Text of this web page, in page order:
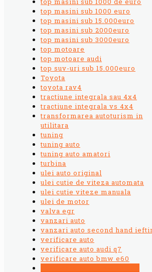
top masini sub 1000 euro
top masini sub 15.000euro
top masini sub 2000euro
top masini sub 3000euro
top motoare
top motoare audi
top suv-uri sub 15.000euro
Toyota
toyota rav4
tractiune integrala sau 4x4
tractiune integrala vs 4x4
transformarea autoturism in
utilitara
tuning
tuning auto
tuning auto amatori
turbina
ulei auto original
ulei cutie de viteza automata
ulei cutie viteze manuala
ulei de motor
valva egr
vanzari auto
vanzari auto second hand
verificare auto
verificare auto audi q7
verificare auto bmw e60